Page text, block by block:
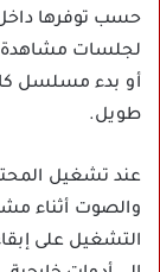
حسب توفرها
لجلسات مشاهدة
أو بدء مسلسل
طويل.
عند تشغيل
والصوت أثناء
التشغيل على